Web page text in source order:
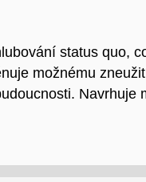
status quo,
možnému
Navrhuje